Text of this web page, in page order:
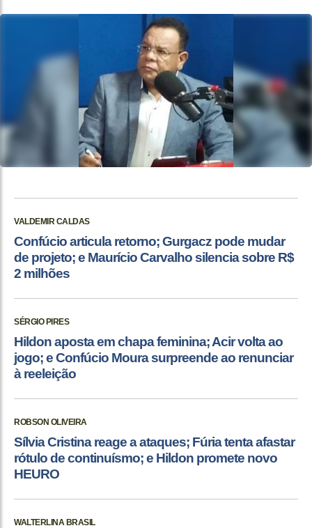
VALDEMIR CALDAS
Confúcio articula retorno; Gurgacz pode mudar
de projeto; e Maurício Carvalho silencia sobre R$
2 milhões
SÉRGIO PIRES
Hildon aposta em chapa feminina; Acir volta ao
jogo; e Confúcio Moura surpreende ao renunciar
à reeleição
ROBSON OLIVEIRA
Sílvia Cristina reage a ataques; Fúria tenta afastar
rótulo de continuísmo; e Hildon promete novo
HEURO
WALTERLINA BRASIL